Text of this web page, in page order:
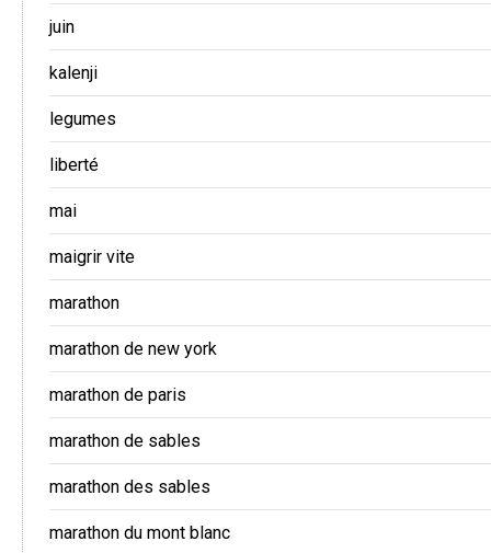
juin
kalenji
legumes
liberté
mai
maigrir vite
marathon
marathon de new york
marathon de paris
marathon de sables
marathon des sables
marathon du mont blanc